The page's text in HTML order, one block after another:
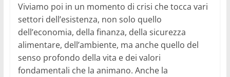
Viviamo poi in un momento di crisi che tocca vari
settori dell’esistenza, non solo quello
dell’economia, della finanza, della sicurezza
alimentare, dell’ambiente, ma anche quello del
senso profondo della vita e dei valori
fondamentali che la animano. Anche la